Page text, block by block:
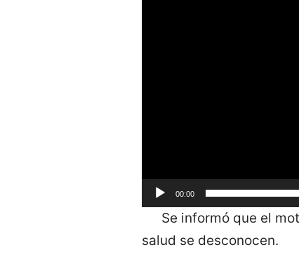
00:00
Se informó que el
salud se desconocen.